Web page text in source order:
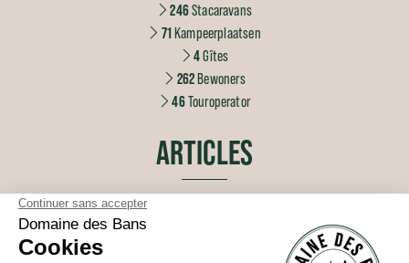
246Stacaravans
71Kampeerplaatsen
4Gîtes
262Bewoners
46Touroperator
ARTICLES
Neem voor Hemelvaartsdag een natuurvakantie met het gezin in het
hart van de Vogezen op Domaine des Bans
Een Pinksterweekend in het hart van de Vogezen: natuur, ontspanning